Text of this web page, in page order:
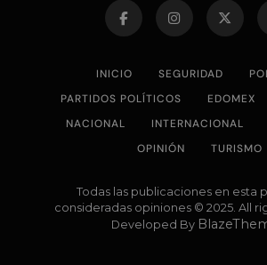
INICIO SEGURIDAD
PARTIDOS POLÍTICOS
EDOMEX
NACIONAL
INTERNACIONAL
OPINIÓN
TURISMO
Todas las publicaciones en esta
consideradas opiniones © 2025. All
Developed By